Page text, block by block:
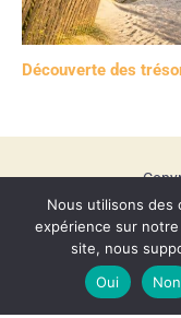
Découverte des
Nous utilisons des
expérience sur
site, nous
Oui
Non